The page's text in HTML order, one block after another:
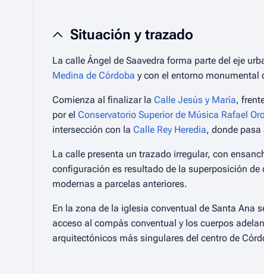
Situación y trazado
La calle Ángel de Saavedra forma parte del eje
Medina de Córdoba y con el entorno monumental
Comienza al finalizar la Calle Jesús y María,
por el Conservatorio Superior de Música Rafael
intersección con la Calle Rey Heredia, donde
La calle presenta un trazado irregular, con
configuración es resultado de la superposición
modernas a parcelas anteriores.
En la zona de la iglesia conventual de Santa Ana
acceso al compás conventual y los cuerpos
arquitectónicos más singulares del centro de